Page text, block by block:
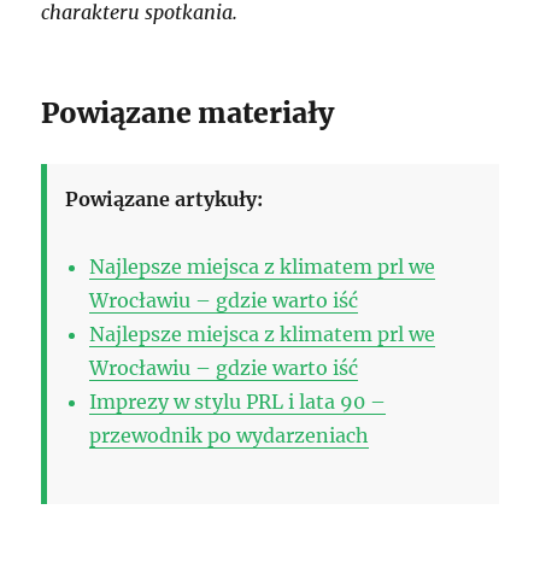
charakteru spotkania.
Powiązane materiały
Powiązane artykuły:
Najlepsze miejsca z klimatem prl we
Wrocławiu – gdzie warto iść
Najlepsze miejsca z klimatem prl we
Wrocławiu – gdzie warto iść
Imprezy w stylu PRL i lata 90 –
przewodnik po wydarzeniach